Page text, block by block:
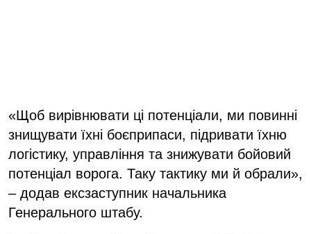
«Щоб вирівнювати ці потенціали, ми повинні
знищувати їхні боєприпаси, підривати їхню
логістику, управління та знижувати бойовий
потенціал ворога. Таку тактику ми й обрали»,
– додав ексзаступник начальника
Генерального штабу.